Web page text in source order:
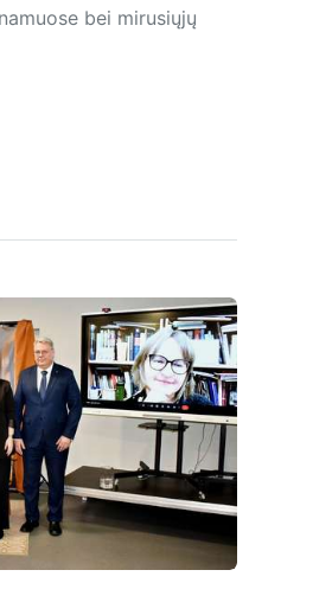
bei mirusiųjų